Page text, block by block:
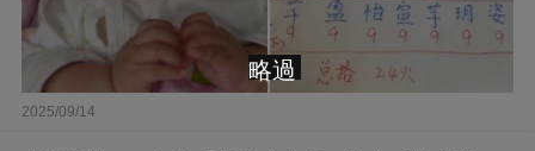
2025/09/14
略過